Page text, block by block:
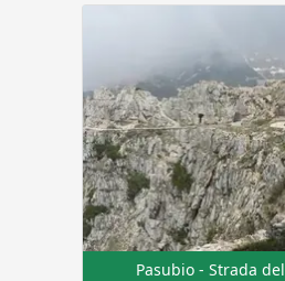
Pasubio - Strada